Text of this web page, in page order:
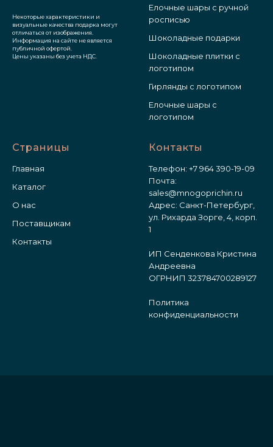
Некоторые характеристики и
визуальные качества подарка могут
отличаться от изображения.
Информация на сайте не является
публичной офертой.
Цены указаны без учета НДС.
Елочные шары с ручной
росписью
Шоколадные подарки
Шоколадные плитки с
логотипом
Гирлянды с логотипом
Елочные шары с
логотипом
Страницы
Главная
Каталог
О нас
Поставщикам
Контакты
Контакты
Телефон: +7 964 390-19-09
Почта:
sales@mnogoprichin.ru
Адрес: Санкт-Петербург,
ул. Рихарда Зорге, 4, корп.
1
ИП Сенденкова Кристина
Андреевна
ОГРНИП 323784700289127
Политика
конфиденциальности